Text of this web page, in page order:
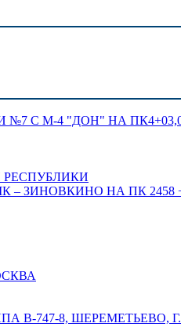
С М-4 "ДОН" НА
РЕСПУБЛИКИ
ЗИНОВКИНО НА ПК 2458
В-747-8, ШЕРЕМЕТЬЕВО,